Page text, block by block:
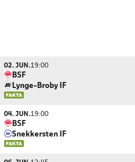
02. JUN.19:00
BSF
Lynge-Broby IF
04. JUN.19:00
BSF
Snekkersten IF